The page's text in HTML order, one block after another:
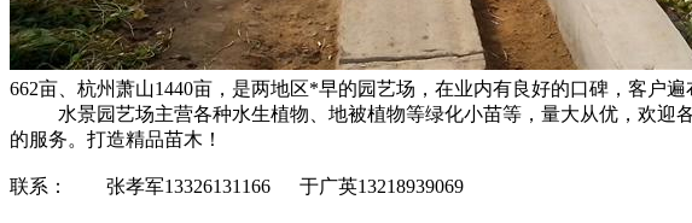
662亩、杭州萧山1440亩，是两地区*早的园艺场，在业内有良好的口碑，客户
水景园艺场主营各种水生植物、地被植物等绿化小苗等，量大从优，欢迎各
的服务。打造精品苗木！
联系： 张孝军13326131166 于广英13218939069